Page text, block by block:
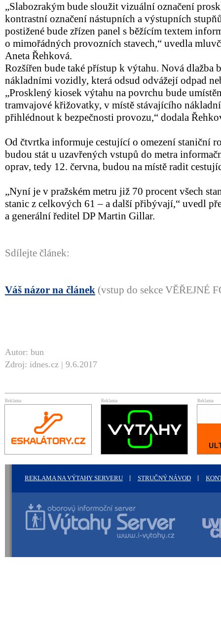
„Slabozrakým bude sloužit vizuální označení
kontrastní označení nástupních a výstupních
postižené bude zřízen panel s běžícím textem
o mimořádných provozních stavech,“ uvedla
Aneta Řehková.
Rozšířen bude také přístup k výtahu. Nová dlažba
nákladními vozidly, která odsud odvážejí odpad
„Prosklený kiosek výtahu na povrchu bude
tramvajové křižovatky, v místě stávajícího
přihlédnout k bezpečnosti provozu,“ dodala
Od čtvrtka informuje cestující o omezení staniční
budou stát u uzavřených vstupů do metra
oprav, tedy 12. června, budou na místě radit
„Nyní je v pražském metru již 70 procent všech
stanic z celkových 61 – a další přibývají,“ uvedl
a generální ředitel DP Martin Gillar.
Sdílejte článek:
Váš názor na článek (vstup do sekce VĚŘEJNÉ
Autor: bun
Zdroj: idnes.cz | 9.6.2017
Reklama Reklama Reklama
REKLAMA NA VÝTAHY SERVERU STRUČNÝ NÁVOD